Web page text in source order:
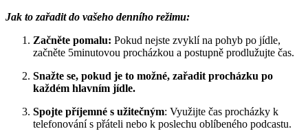
Jak to zařadit do vašeho denního režimu:
Začněte pomalu: Pokud nejste zvyklí na pohyb po jídle,
začněte 5minutovou procházkou a postupně prodlužujte čas.
Snažte se, pokud je to možné, zařadit procházku po
každém hlavním jídle.
Spojte příjemné s užitečným: Využijte čas procházky k
telefonování s přáteli nebo k poslechu oblíbeného podcastu.